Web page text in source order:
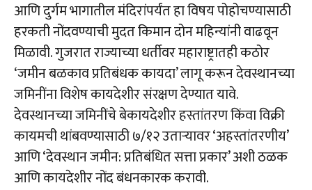
आणि दुर्गम भागातील मंदिरांपर्यंत हा विषय पोहोचण्यासाठी
हरकती नोंदवण्याची मुदत किमान दोन महिन्यांनी वाढवून
मिळावी. गुजरात राज्याच्या धर्तीवर महाराष्ट्रातही कठोर
‘जमीन बळकाव प्रतिबंधक कायदा’ लागू करून देवस्थानच्या
जमिनींना विशेष कायदेशीर संरक्षण देण्यात यावे.
देवस्थानच्या जमिनींचे बेकायदेशीर हस्तांतरण किंवा विक्री
कायमची थांबवण्यासाठी ७/१२ उताऱ्यावर ‘अहस्तांतरणीय’
आणि ‘देवस्थान जमीन: प्रतिबंधित सत्ता प्रकार’ अशी ठळक
आणि कायदेशीर नोंद बंधनकारक करावी.